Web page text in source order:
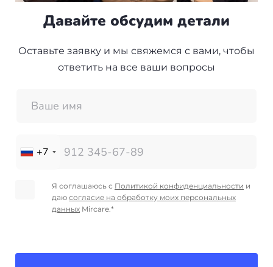
Давайте обсудим детали
Оставьте заявку и мы свяжемся с вами, чтобы
ответить на все ваши вопросы
+7
Я соглашаюсь с Политикой конфиденциальности и
даю согласие на обработку моих персональных
данных Mircare.*